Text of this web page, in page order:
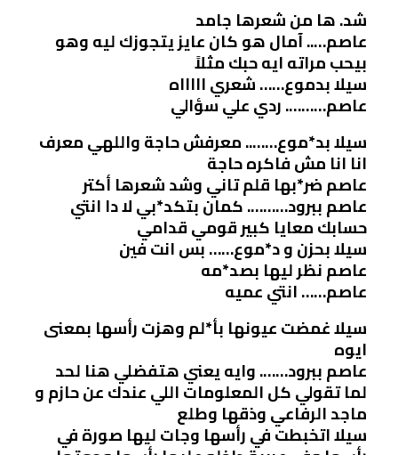
شد. ها من شعرها جامد
عاصم….. آمال هو كان عايز يتجوزك ليه وهو
بيحب مراته ايه حبك مثلاً
سيلا بدموع…… شعري اااااه
عاصم………. ردي علي سؤالي
سيلا بد*موع…….. معرفش حاجة واللهي معرف
انا انا مش فاكره حاجة
عاصم ضر*بها قلم تاني وشد شعرها أكتر
عاصم ببرود………. كمان بتكد*بي لا دا انتي
حسابك معايا كبير قومي قدامي
سيلا بحزن و د*موع…… بس انت فين
عاصم نظر ليها بصد*مه
عاصم…… انتي عميه
سيلا غمضت عيونها بأ*لم وهزت رأسها بمعنى
ايوه
عاصم ببرود……. وايه يعني هتفضلي هنا لحد
لما تقولي كل المعلومات اللي عندك عن حازم و
ماجد الرفاعي وذقها وطلع
سيلا اتخبطت في رأسها وجات ليها صورة في